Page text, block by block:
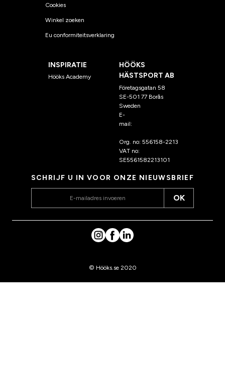
Cookies
Winkel zoeken
Eu conformiteitsverklaring
INSPIRATIE
Hööks Academy
HÖÖKS
HÄSTSPORT AB
Företagsgatan 58
SE-501 77 Borås
Sweden
E-
mail:
Org. no: 556158-2213
VAT no:
SE5561582213101
SCHRIJF U IN VOOR ONZE NIEUWSBRIEF
OK
© Hööks.se 2020